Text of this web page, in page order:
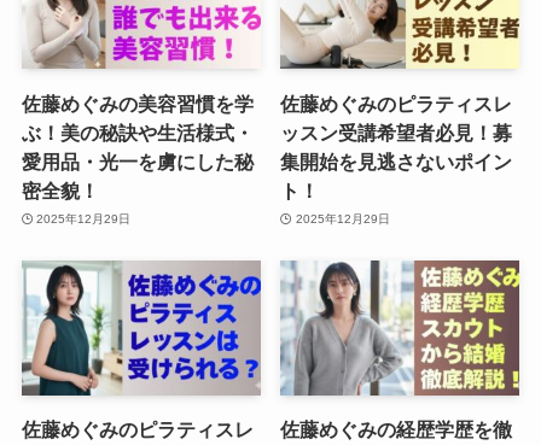
佐藤めぐみの美容習慣を学
ぶ！美の秘訣や生活様式・
愛用品・光一を虜にした秘
密全貌！
2025年12月29日
佐藤めぐみのピラティスレ
ッスン受講希望者必見！募
集開始を見逃さないポイン
ト！
2025年12月29日
佐藤めぐみのピラティスレ
佐藤めぐみの経歴学歴を徹